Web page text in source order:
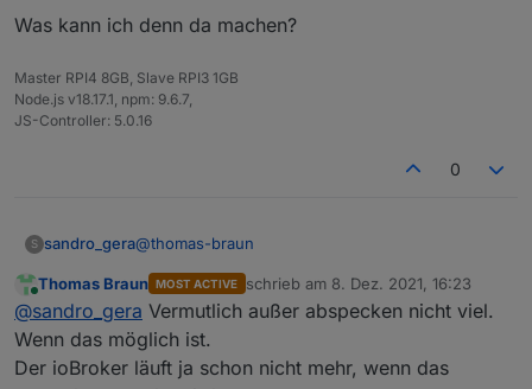
Was kann ich denn da machen?
Master RPI4 8GB, Slave RPI3 1GB
Node.js v18.17.1, npm: 9.6.7,
JS-Controller: 5.0.16
0
S sandro_gera@thomas-braun
Was kann ich denn da machen?
Online
Thomas Braun MOST ACTIVE schrieb am 8. Dez. 2021, 16:23
zuletzt editiert von
@sandro_gera Vermutlich außer abspecken nicht viel.
Wenn das möglich ist.
Der ioBroker läuft ja schon nicht mehr, wenn das